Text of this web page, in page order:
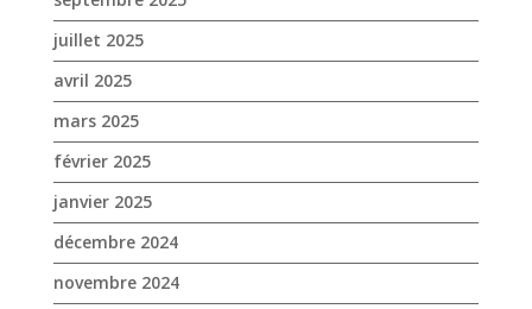
juillet 2025
avril 2025
mars 2025
février 2025
janvier 2025
décembre 2024
novembre 2024